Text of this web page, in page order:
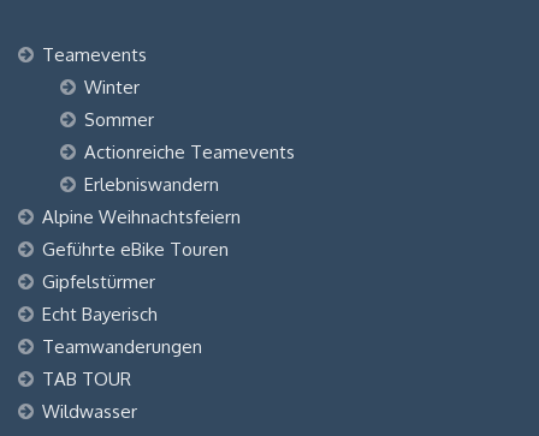
Teamevents
Winter
Sommer
Actionreiche Teamevents
Erlebniswandern
Alpine Weihnachtsfeiern
Geführte eBike Touren
Gipfelstürmer
Echt Bayerisch
Teamwanderungen
TAB TOUR
Wildwasser